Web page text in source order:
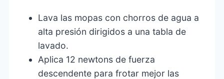
Lava las mopas con chorros de agua a
alta presión dirigidos a una tabla de
lavado.
Aplica 12 newtons de fuerza
descendente para frotar mejor las